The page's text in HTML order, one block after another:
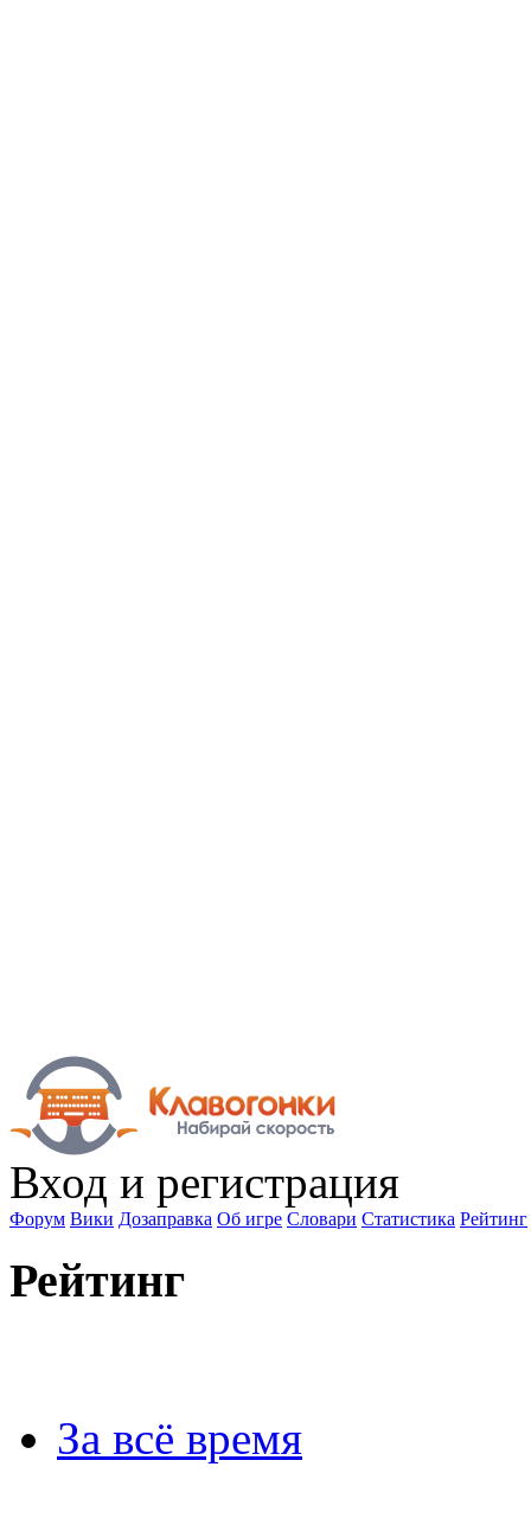
Вход и регистрация
Форум Вики Дозаправка Об игре Словари Статистика Рейтинг
Рейтинг
За всё время